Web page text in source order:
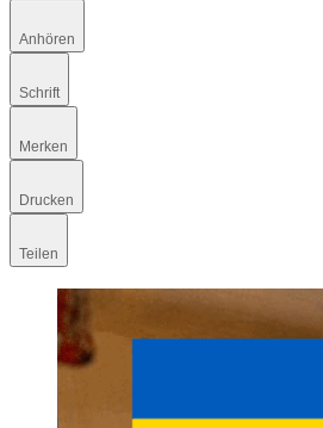
Anhören
Schrift
Merken
Drucken
Teilen